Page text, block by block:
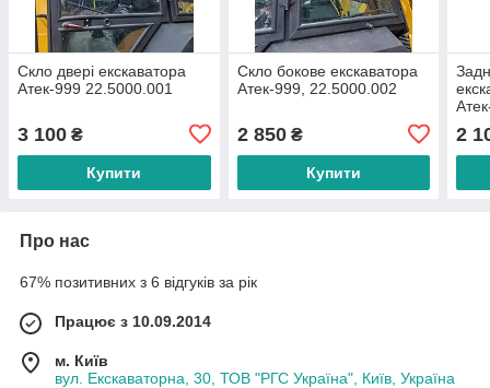
Скло двері екскаватора
Атек-999 22.5000.001
3 100 ₴
Купити
Скло бокове екскаватора
Атек-999, 22.5000.002
2 850₴
Купити
2
Про нас
67% позитивних з 6 відгуків за рік
Працює з 10.09.2014
м. Київ
вул. Екскаваторна, 30, ТОВ "РГС Україна", Київ, Україна